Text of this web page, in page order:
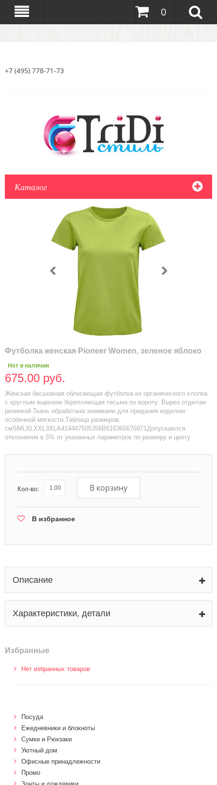
0
+7 (495) 778-71-73
Каталог
Футболка женская Pioneer Women, зеленое яблоко
Нет в наличии
675.00 руб.
Женская бесшовная облегающая футболка из органического хлопка
с круглым вырезом.Укрепляющая тесьма по вороту. Вырез отделан
резинкой.Ткань обработана энзимами для придания изделию
особенной мягкости.Таблица размеров,
смSMLXLXXL3XLA414447505356B616365676971Допускаются
отклонения в 5% от указанных параметров по размеру и цвету
Кол-во: В корзину
В избранное
Описание
Характеристики, детали
Избранные
Нет избранных товаров
Посуда
Ежедневники и блокноты
Сумки и Рюкзаки
Уютный дом
Офисные принадлежности
Промо